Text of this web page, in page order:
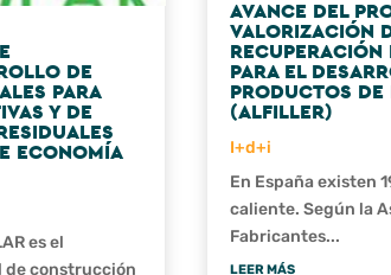
DE
PARA
Y DE
ECONOMÍA
es el
de construcción
AVANCE DEL
VALORIZACIÓN
RECUPERACIÓN
PARA EL
PRODUCTOS
(ALFILLER)
I+d+i
En España existen
caliente. Según la
Fabricantes...
LEER MÁS